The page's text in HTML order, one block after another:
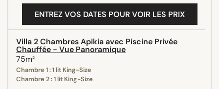
ENTREZ VOS DATES POUR VOIR LES PRIX
Villa 2 Chambres Apikia avec Piscine Privée
Chauffée - Vue Panoramique
75m²
Chambre 1 : 1 lit King-Size
Chambre 2 : 1 lit King-Size